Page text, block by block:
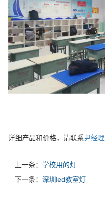
详细产品和价格，请联系尹经理
上一条： 学校用的灯
下一条： 深圳led教室灯